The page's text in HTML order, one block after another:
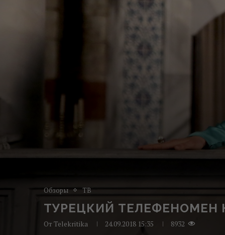
Обзоры ТВ
ТУРЕЦКИЙ ТЕЛЕФЕНОМЕН
От Telekritika 24.09.2018 15:35 8932